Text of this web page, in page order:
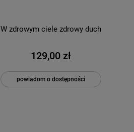
W zdrowym ciele zdrowy duch
129,00 zł
powiadom o dostępności